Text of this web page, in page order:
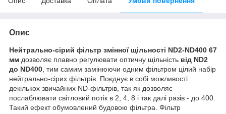
Опис
Нейтрально-сірий фільтр змінної щільності ND2-ND400 67
мм дозволяє плавно регулювати оптичну щільність від ND2
до ND400 , тим самим замінюючи одним фільтром цілий набір
нейтрально-сірих фільтрів. Поєднує в собі можливості
декількох звичайних ND-фільтрів, так як дозволяє
послаблювати світловий потік в 2, 4, 8 і так далі разів - до 400.
Такий ефект обумовлений будовою фільтра. Фільтр